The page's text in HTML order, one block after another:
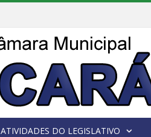
ATIVIDADES DO LEGISLATIVO